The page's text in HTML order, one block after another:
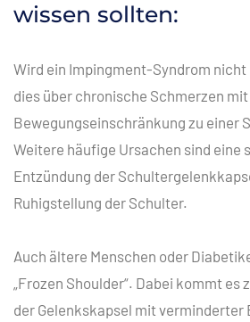
wissen sollten:
Wird ein Impingment-Syndrom nicht
dies über chronische Schmerzen mit
Bewegungseinschränkung zu einer
Weitere häufige Ursachen sind eine
Entzündung der
Ruhigstellung der Schulter.
Auch ältere Menschen oder
„Frozen Shoulder“. Dabei kommt es
der Gelenkskapsel mit